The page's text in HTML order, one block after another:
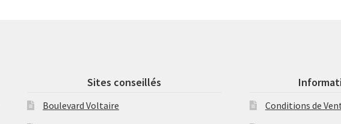
Sites conseillés
Boulevard Voltaire
Conditions de